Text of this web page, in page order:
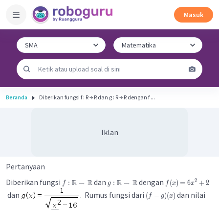
Masuk
Beranda Diberikan fungsi f : R → R dan g : R → R dengan f ...
Iklan
Pertanyaan
Diberikan fungsi f : R → Rdan g : R → Rdengan f (x) = 6x2 + 2
dan . Rumus fungsi dari (f − g)(x) dan nilai